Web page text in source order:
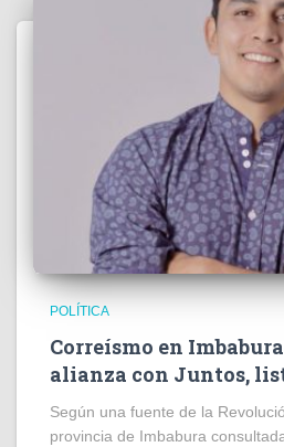
POLÍTICA
Correísmo en
alianza con Juntos,
Según una fuente de la
provincia de Imbabura